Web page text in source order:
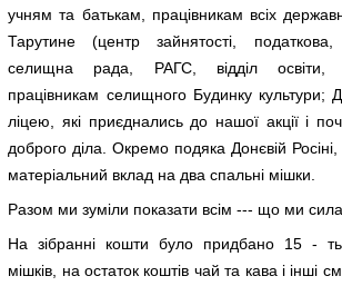
учням та батькам, працівникам всіх
Тарутине (центр зайнятості, податкова,
селищна рада, РАГС, відділ освіти,
працівникам селищного Будинку культури;
ліцею, які приєднались до нашої акції і
доброго діла. Окремо подяка Донєвій
матеріальний вклад на два спальні мішки.
Разом ми зуміли показати всім --- що ми сила.
На зібранні кошти було придбано 15 -
мішків, на остаток коштів чай та кава і інші